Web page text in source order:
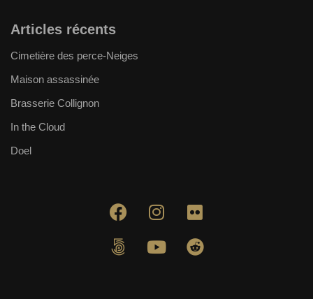
Articles récents
Cimetière des perce-Neiges
Maison assassinée
Brasserie Collignon
In the Cloud
Doel